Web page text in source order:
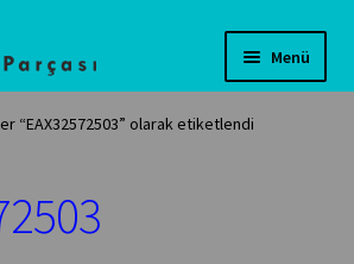
Menü
“EAX32572503” olarak etiketlendi